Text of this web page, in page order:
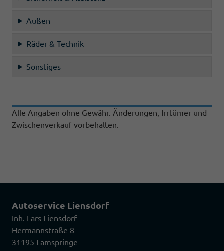
Außen
Räder & Technik
Sonstiges
Alle Angaben ohne Gewähr. Änderungen, Irrtümer und
Zwischenverkauf vorbehalten.
Autoservice Liensdorf
Inh. Lars Liensdorf
Hermannstraße 8
31195 Lamspringe